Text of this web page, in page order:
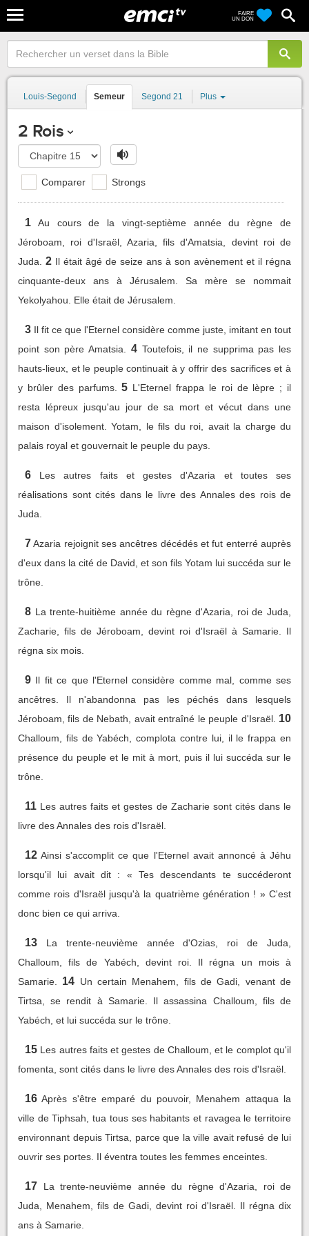
FAIRE
UN DON
Louis-Segond Semeur Segond 21 Plus
2 Rois
Comparer Strongs
1
Au cours de la vingt-septième année du règne de
Jéroboam, roi d'Israël, Azaria, fils d'Amatsia, devint roi de
Juda.
2 Il était âgé de seize ans à son avènement et il régna
cinquante-deux ans à Jérusalem. Sa mère se nommait
Yekolyahou. Elle était de Jérusalem.
3 Il fit ce que l'Eternel considère comme juste, imitant en tout
point son père Amatsia.
4 Toutefois, il ne supprima pas les
hauts-lieux, et le peuple continuait à y offrir des sacrifices et à
y brûler des parfums.
5 L'Eternel frappa le roi de lèpre ; il
resta lépreux jusqu'au jour de sa mort et vécut dans une
maison d'isolement. Yotam, le fils du roi, avait la charge du
palais royal et gouvernait le peuple du pays.
6
Les autres faits et gestes d'Azaria et toutes ses
réalisations sont cités dans le livre des Annales des rois de
Juda.
7 Azaria rejoignit ses ancêtres décédés et fut enterré auprès
d'eux dans la cité de David, et son fils Yotam lui succéda sur le
trône.
8 La trente-huitième année du règne d'Azaria, roi de Juda,
Zacharie, fils de Jéroboam, devint roi d'Israël à Samarie. Il
régna six mois.
9 Il fit ce que l'Eternel considère comme mal, comme ses
ancêtres. Il n'abandonna pas les péchés dans lesquels
Jéroboam, fils de Nebath, avait entraîné le peuple d'Israël. 10
Challoum, fils de Yabéch, complota contre lui, il le frappa en
présence du peuple et le mit à mort, puis il lui succéda sur le
trône.
11 Les autres faits et gestes de Zacharie sont cités dans le
livre des Annales des rois d'Israël.
12 Ainsi s'accomplit ce que l'Eternel avait annoncé à Jéhu
lorsqu'il lui avait dit : « Tes descendants te succéderont
comme rois d'Israël jusqu'à la quatrième génération ! » C'est
donc bien ce qui arriva.
13
La trente-neuvième année d'Ozias, roi de Juda,
Challoum, fils de Yabéch, devint roi. Il régna un mois à
Samarie.
14 Un certain Menahem, fils de Gadi, venant de
Tirtsa, se rendit à Samarie. Il assassina Challoum, fils de
Yabéch, et lui succéda sur le trône.
15 Les autres faits et gestes de Challoum, et le complot qu'il
fomenta, sont cités dans le livre des Annales des rois d'Israël.
16 Après s'être emparé du pouvoir, Menahem attaqua la
ville de Tiphsah, tua tous ses habitants et ravagea le territoire
environnant depuis Tirtsa, parce que la ville avait refusé de lui
ouvrir ses portes. Il éventra toutes les femmes enceintes.
17
La trente-neuvième année du règne d'Azaria, roi de
Juda, Menahem, fils de Gadi, devint roi d'Israël. Il régna dix
ans à Samarie.